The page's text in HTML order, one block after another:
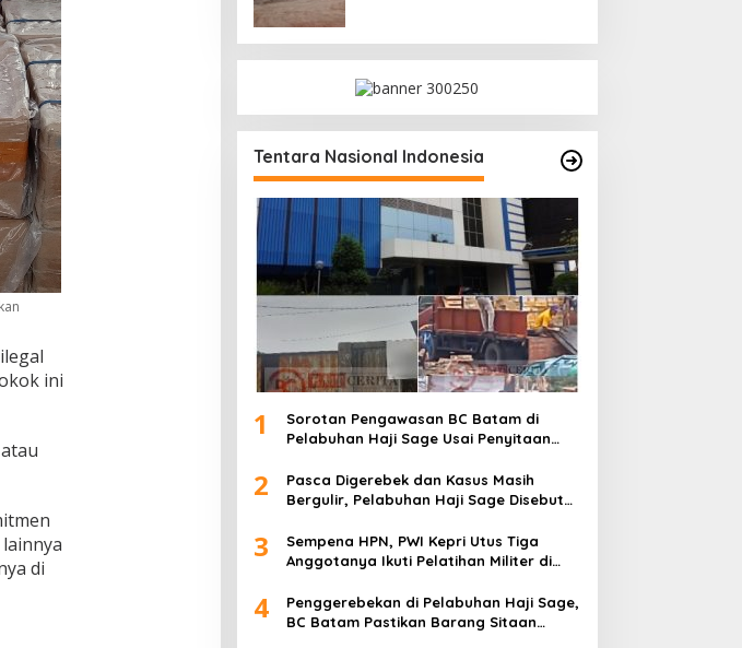
ini
di
Tentara Nasional Indonesia
1
Sorotan Pengawasan BC Batam di
Pelabuhan Haji Sage Usai Penyitaan
2
Pasca Digerebek dan Kasus Masih
Bergulir, Pelabuhan Haji Sage Disebut
Dipertanyakan
3
Sempena HPN, PWI Kepri Utus Tiga
Anggotanya Ikuti Pelatihan Militer di
4
Penggerebekan di Pelabuhan Haji Sage,
BC Batam Pastikan Barang Sitaan